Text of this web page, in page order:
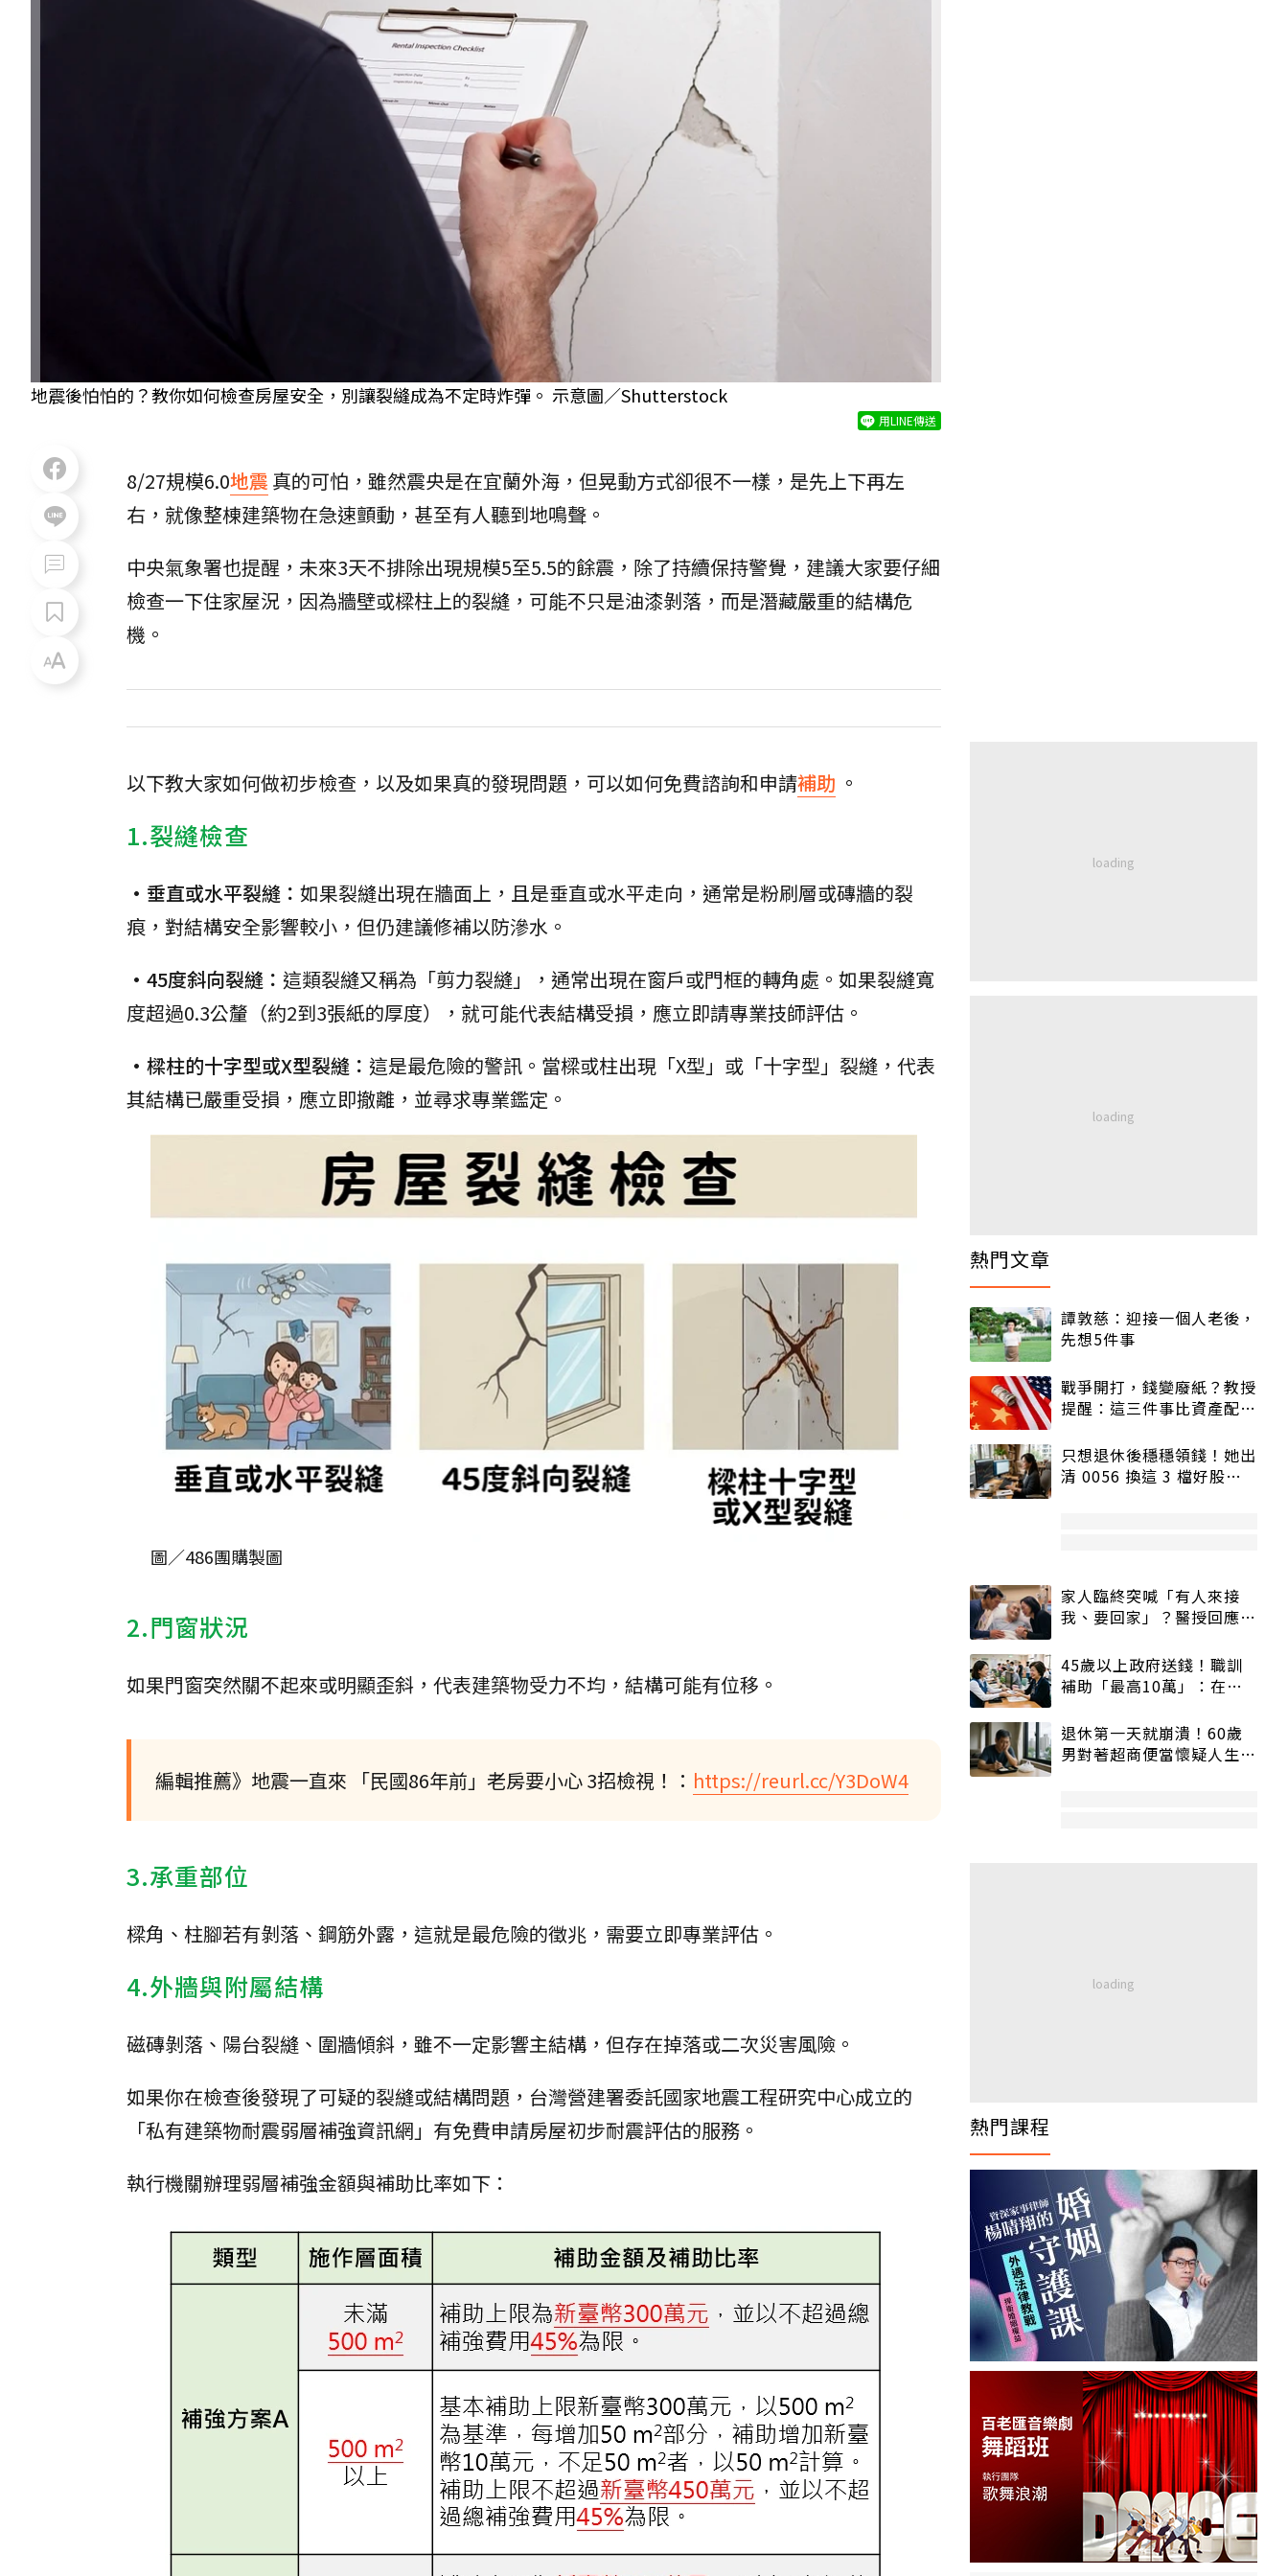
地震後怕怕的？教你如何檢查房屋安全，別讓裂縫成為不定時炸彈。 示意圖／Shutterstock
用LINE傳送
8/27規模6.0地震 真的可怕，雖然震央是在宜蘭外海，但晃動方式卻很不一樣，是先上下再左
右，就像整棟建築物在急速顫動，甚至有人聽到地鳴聲。
中央氣象署也提醒，未來3天不排除出現規模5至5.5的餘震，除了持續保持警覺，建議大家要仔細
檢查一下住家屋況，因為牆壁或樑柱上的裂縫，可能不只是油漆剝落，而是潛藏嚴重的結構危
機。
以下教大家如何做初步檢查，以及如果真的發現問題，可以如何免費諮詢和申請補助 。
1.裂縫檢查
•垂直或水平裂縫： 如果裂縫出現在牆面上，且是垂直或水平走向，通常是粉刷層或磚牆的裂
痕，對結構安全影響較小，但仍建議修補以防滲水。
•45度斜向裂縫： 這類裂縫又稱為「剪力裂縫」，通常出現在窗戶或門框的轉角處。如果裂縫寬
度超過0.3公釐（約2到3張紙的厚度），就可能代表結構受損，應立即請專業技師評估。
•樑柱的十字型或X型裂縫： 這是最危險的警訊。當樑或柱出現「X型」或「十字型」裂縫，代表
其結構已嚴重受損，應立即撤離，並尋求專業鑑定。
圖／486團購製圖
2.門窗狀況
如果門窗突然關不起來或明顯歪斜，代表建築物受力不均，結構可能有位移。
編輯推薦》地震一直來 「民國86年前」老房要小心 3招檢視！： https://reurl.cc/Y3DoW4
3.承重部位
樑角、柱腳若有剝落、鋼筋外露，這就是最危險的徵兆，需要立即專業評估。
4.外牆與附屬結構
磁磚剝落、陽台裂縫、圍牆傾斜，雖不一定影響主結構，但存在掉落或二次災害風險。
如果你在檢查後發現了可疑的裂縫或結構問題，台灣營建署委託國家地震工程研究中心成立的
「私有建築物耐震弱層補強資訊網」有免費申請房屋初步耐震評估的服務。
執行機關辦理弱層補強金額與補助比率如下：
熱門文章
譚敦慈：迎接一個人老後，
先想5件事
戰爭開打，錢變廢紙？教授
提醒：這三件事比資產配置
只想退休後穩穩領錢！她出
清 0056 換這 3 檔好股：
家人臨終突喊「有人來接
我、要回家」？醫授回應方
45歲以上政府送錢！職訓
補助「最高10萬」：在
退休第一天就崩潰！60歲
男對著超商便當懷疑人生
熱門課程